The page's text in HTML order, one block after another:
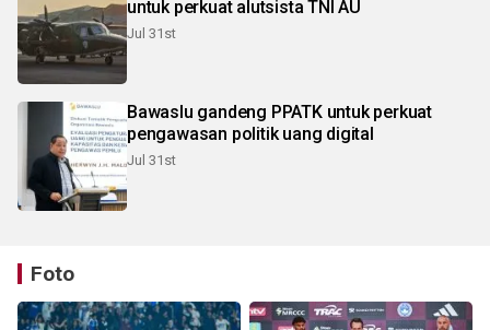
untuk perkuat alutsista TNI AU
Jul 31st
Bawaslu gandeng PPATK untuk perkuat
pengawasan politik uang digital
Jul 31st
Foto